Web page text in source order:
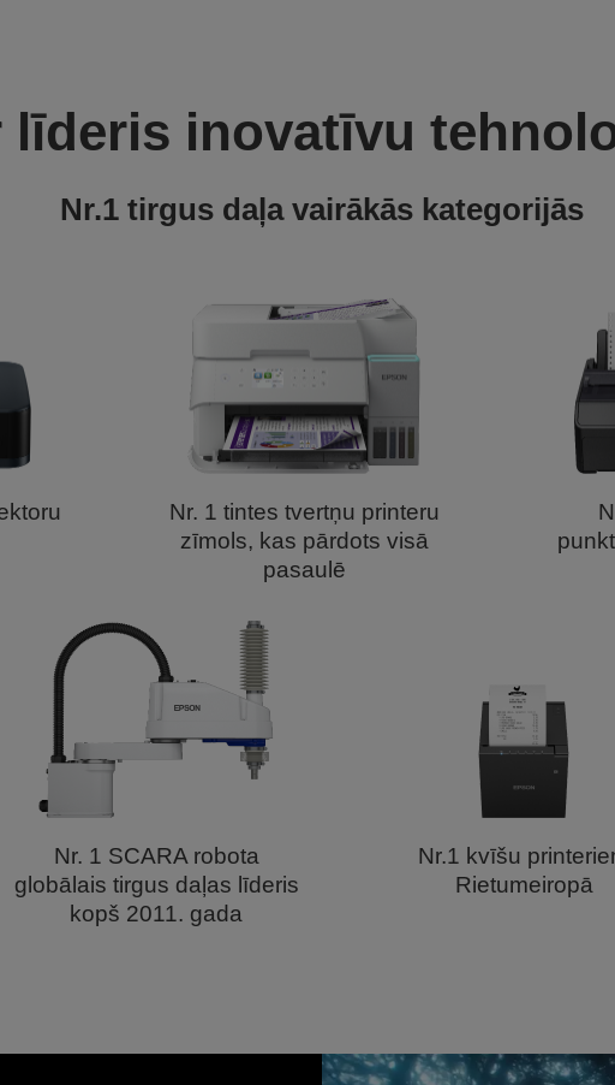
līderis inovatīvu
Nr.1 tirgus daļa vairākās kategorijās
Nr. 1 tintes tvertņu printeru
zīmols, kas pārdots visā
pasaulē
Nr. 1 SCARA robota
globālais tirgus daļas līderis
kopš 2011. gada
Nr.1 kvīšu
Rietumeiropā